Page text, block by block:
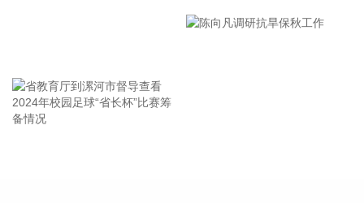
合作正在有序推进中。
2026-08-08 16:22:12
市安全生产工作会议精神部署